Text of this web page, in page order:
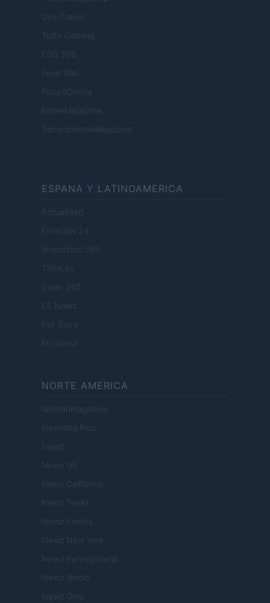
Day Travel
Tutto Gaming
ESG 365
Food Wiki
FuturoDonna
HomeMagazine
SecondHomeMagazine
ESPANA Y LATINOAMERICA
Actualidad
Finanzas 24
Investindo 365
Think.es
Viajar 365
ES Newz
Pet Story
Encocina
NORTE AMERICA
Womanmagazine
Investing Plus
Newz
Newz US
Newz California
Newz Texas
Newz Florida
Newz New York
Newz Pennsylvania
Newz Illinois
Newz Ohio